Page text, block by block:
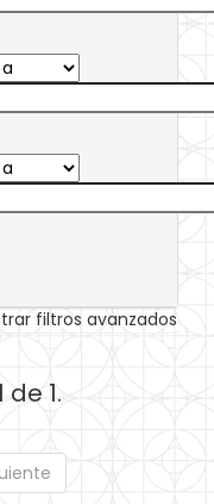
filtros avanzados
1.